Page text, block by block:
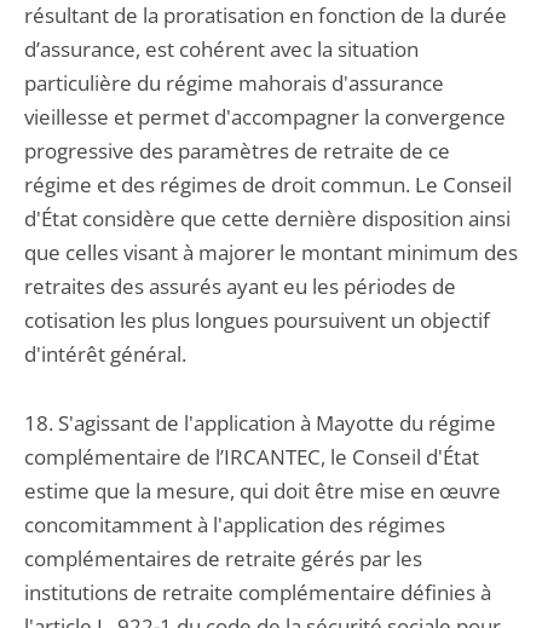
résultant de la proratisation en fonction de la durée
d’assurance, est cohérent avec la situation
particulière du régime mahorais d'assurance
vieillesse et permet d'accompagner la convergence
progressive des paramètres de retraite de ce
régime et des régimes de droit commun. Le Conseil
d'État considère que cette dernière disposition ainsi
que celles visant à majorer le montant minimum des
retraites des assurés ayant eu les périodes de
cotisation les plus longues poursuivent un objectif
d'intérêt général.
18. S'agissant de l'application à Mayotte du régime
complémentaire de l’IRCANTEC, le Conseil d'État
estime que la mesure, qui doit être mise en œuvre
concomitamment à l'application des régimes
complémentaires de retraite gérés par les
institutions de retraite complémentaire définies à